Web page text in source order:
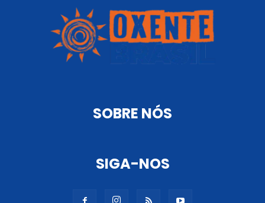
SOBRE NÓS
SIGA-NOS